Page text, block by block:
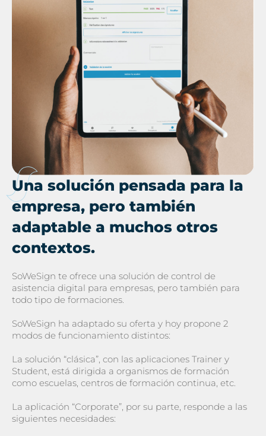
Una solución pensada para la
empresa, pero también
adaptable a muchos otros
contextos.
SoWeSign te ofrece una solución de control de
asistencia digital para empresas, pero también para
todo tipo de formaciones.
SoWeSign ha adaptado su oferta y hoy propone 2
modos de funcionamiento distintos:
La solución “clásica”, con las aplicaciones Trainer y
Student, está dirigida a organismos de formación
como escuelas, centros de formación continua, etc.
La aplicación “Corporate”, por su parte, responde a las
siguientes necesidades: